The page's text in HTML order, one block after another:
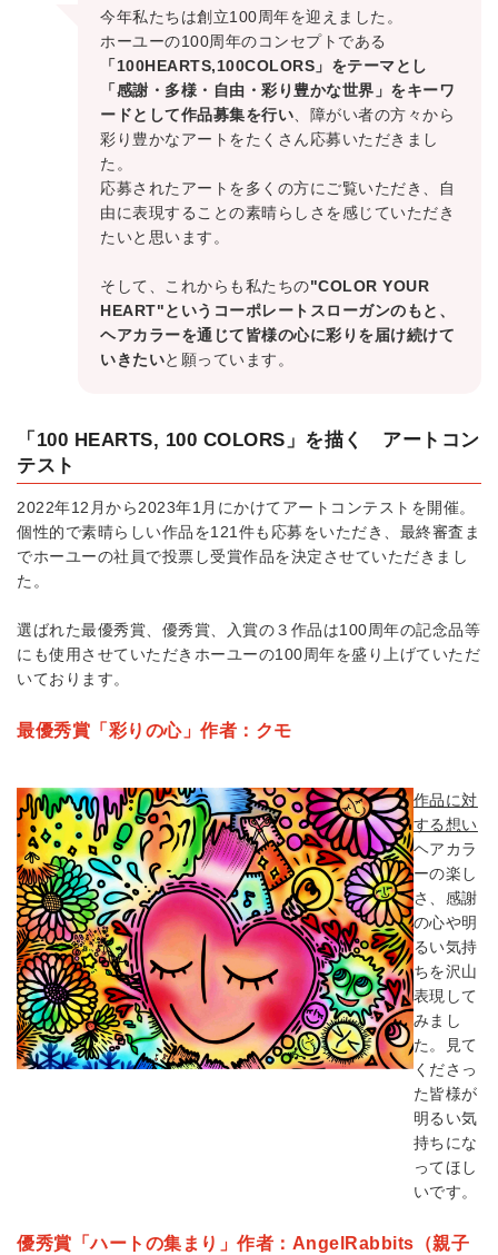
今年私たちは創立100周年を迎えました。
ホーユーの100周年のコンセプトである
「100HEARTS,100COLORS」をテーマとし
「感謝・多様・自由・彩り豊かな世界」をキーワ
ードとして作品募集を行い 、障がい者の方々から
彩り豊かなアートをたくさん応募いただきまし
た。
応募されたアートを多くの方にご覧いただき、自
由に表現することの素晴らしさを感じていただき
たいと思います。
そして、これからも私たちの"COLOR YOUR
HEART"というコーポレートスローガンのもと、
ヘアカラーを通じて皆様の心に彩りを届け続けて
いきたいと願っています。
「 100 HEARTS, 100 COLORS 」を描く アートコン
テスト
2022年12 月から2023年1 月にかけてアートコンテストを開催。
個性的で素晴らしい作品を121 件も応募をいただき、最終審査ま
でホーユーの社員で投票し受賞作品を決定させていただきまし
た。
選ばれた最優秀賞、優秀賞、入賞の３作品は100周年の記念品等
にも使用させていただきホーユーの100周年を盛り上げていただ
いております。
最優秀賞「彩りの心」作者：クモ
作品に対
する想い
ヘアカラ
ーの楽し
さ、感謝
の心や明
るい気持
ちを沢山
表現して
みまし
た。見て
くださっ
た皆様が
明るい気
持ちにな
ってほし
いです。
優秀賞「ハートの集まり」作者： AngelRabbits （親子